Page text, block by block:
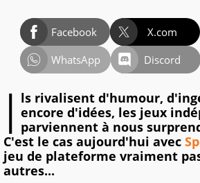
Facebook X.com
WhatsApp
Discord
I ls rivalisent d'humour,
encore d'idées, les jeux
parviennent à nous
C'est le cas aujourd'hui avec
jeu de plateforme vraiment
autres...